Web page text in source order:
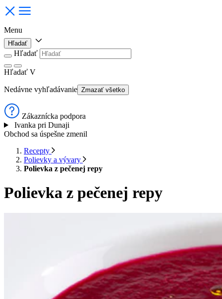
Menu
Hľadať
Hľadať
Hľadať V
Nedávne vyhľadávanie Zmazať všetko
Zákaznícka podpora
Ivanka pri Dunaji
Obchod sa úspešne zmenil
Recepty
Polievky a vývary
Polievka z pečenej repy
Polievka z pečenej repy